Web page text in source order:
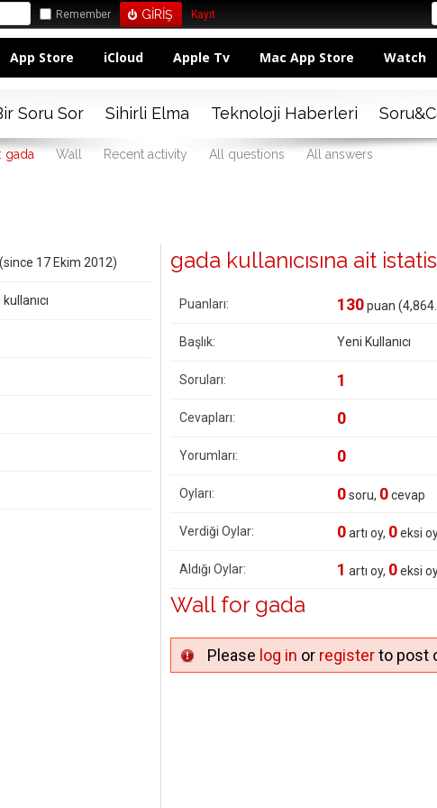
Remember Kayıt
App Store iCloud Apple Tv Mac App Store Watch
Soru Sor Sihirli Elma Teknoloji Haberleri
gada Wall Recent activity All questions All answers
(since 17 Ekim 2012)
kullanıcı
gada kullanıcısına ait
Puanları: 130puan (4,864
Başlık: Yeni Kullanıcı
Soruları: 1
Cevapları: 0
Yorumları: 0
Oyları: 0soru, 0cevap
Verdiği Oylar: 0artı oy, 0eksi
Aldığı Oylar: 1 artı oy, 0eksi
Wall for gada
Please log in or registerto post